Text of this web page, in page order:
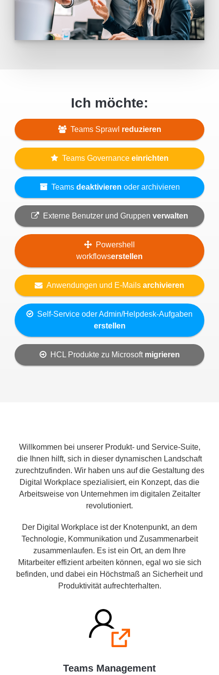
Ich möchte:
Teams Sprawl reduzieren
Teams Governance einrichten
Teams deaktivieren oder archivieren
Externe Benutzer und Gruppen verwalten
Powershell
workflowserstellen
Anwendungen und E-Mails archivieren
Self-Service oder Admin/Helpdesk-Aufgaben
erstellen
HCL Produkte zu Microsoft migrieren
Willkommen bei unserer Produkt- und Service-Suite,
die Ihnen hilft, sich in dieser dynamischen Landschaft
zurechtzufinden. Wir haben uns auf die Gestaltung des
Digital Workplace spezialisiert, ein Konzept, das die
Arbeitsweise von Unternehmen im digitalen Zeitalter
revolutioniert.
Der Digital Workplace ist der Knotenpunkt, an dem
Technologie, Kommunikation und Zusammenarbeit
zusammenlaufen. Es ist ein Ort, an dem Ihre
Mitarbeiter effizient arbeiten können, egal wo sie sich
befinden, und dabei ein Höchstmaß an Sicherheit und
Produktivität aufrechterhalten.
Teams Management